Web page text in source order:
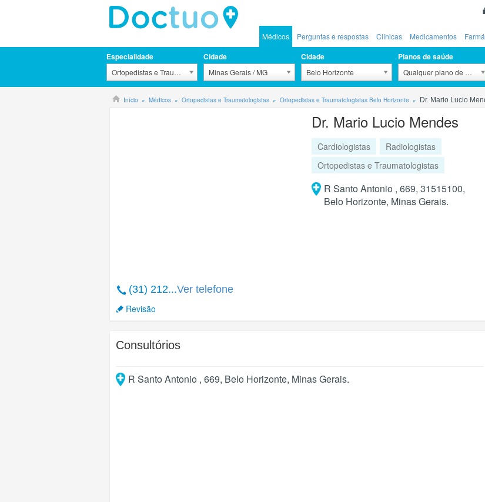
Médicos Perguntas e respostas Clínicas Medicamentos
Especialidade
Ortopedistas e Traumatologistas
Cidade
Minas Gerais / MG
Cidade
Belo Horizonte
Planos de saúde
Qualquer plano de saúde
Início Médicos Ortopedistas e Traumatologistas Ortopedistas e Traumatologistas Belo Horizonte Dr. Mario Lucio
(31) 212...Ver telefone
Revisão
Dr. Mario Lucio Mendes
Cardiologistas
Radiologistas
Ortopedistas e Traumatologistas
R Santo Antonio , 669, 31515100,
Belo Horizonte, Minas Gerais.
Consultórios
R Santo Antonio , 669, Belo Horizonte, Minas Gerais.